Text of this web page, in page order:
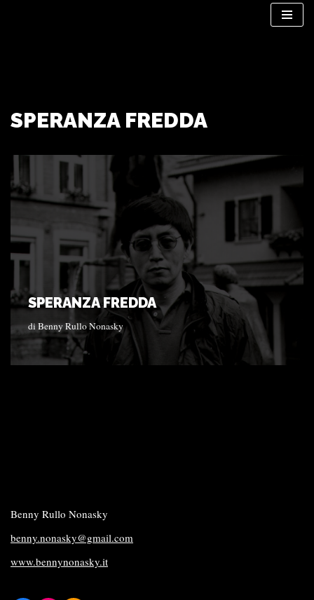
SPERANZA FREDDA
SPERANZA FREDDA
diBenny Rullo Nonasky
Benny Rullo Nonasky
benny.nonasky@gmail.com
www.bennynonasky.it